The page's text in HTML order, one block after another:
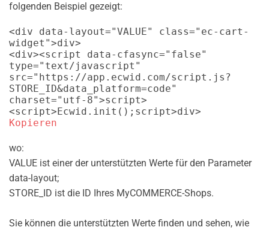
folgenden Beispiel gezeigt:
<div data-layout="VALUE" class=" ec-cart-
widget ">div>
<div><script data-cfasync=" false"
type=" text/javascript "
src=" https://app.ecwid.com/script.js?
STORE_ID&data_platform=code"
charset=" utf-8">script>
<script> Ecwid . init ( ) ; script>div>
Kopieren
wo:
VALUE ist einer der unterstützten Werte für den Parameter
data-layout;
STORE_ID ist die ID Ihres MyCOMMERCE-Shops.
Sie können die unterstützten Werte finden und sehen, wie